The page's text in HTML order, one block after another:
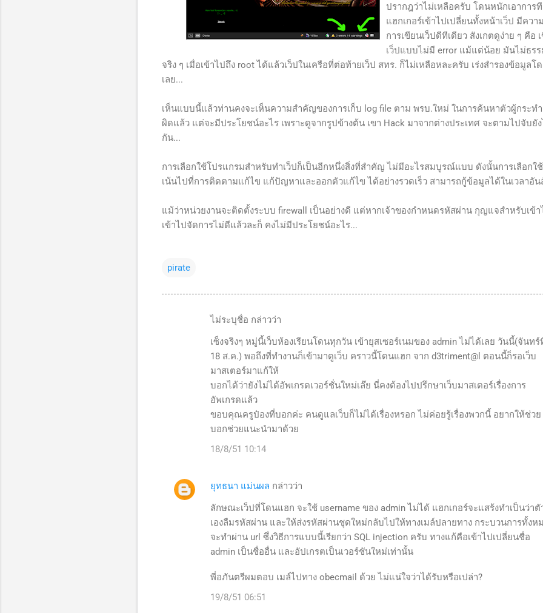
ปรากฎว่าไม่เหลือครับ โดนหนักเอาการที
แฮกเกอร์เข้าไปเปลี่ยนทั้งหน้าเว็ป มีควา
การเขียนเว็ปดีทีเดียว สังเกตดูง่าย ๆ คือ
เว็ปแบบไม่มี error แม้แต่น้อย มันไม่ธร
จริง ๆ เมื่อเข้าไปถึง root ได้แล้วเว็ปในเครือที่ต่อท้ายเว็ป สทร. ก็ไม่เหลือหละครับ เร่งสำรองข้อมูลโ
เลย...
เห็นแบบนี้แล้วท่านคงจะเห็นความสำคัญของการเก็บ log file ตาม พรบ.ใหม่ ในการค้นหาตัวผู้กระท
ผิดแล้ว แต่จะมีประโยชน์อะไร เพราะดูจากรูปข้างต้น เขา Hack มาจากต่างประเทศ จะตามไปจับยัง
กัน...
การเลือกใช้โปรแกรมสำหรับทำเว็ปก็เป็นอีกหนึ่งสิ่งที่สำคัญ ไม่มีอะไรสมบูรณ์แบบ ดังนั้นการเลือกใ
เน้นไปที่การติดตามแก้ไข แก้ปัญหาและออกตัวแก้ไข ได้อย่างรวดเร็ว สามารถกู้ข้อมูลได้ในเวลาอั
แม้ว่าหน่วยงานจะติดตั้งระบบ firewall เป็นอย่างดี แต่หากเจ้าของกำหนดรหัสผ่าน กุญแจสำหรับเข้า
เข้าไปจัดการไม่ดีแล้วละก็ คงไม่มีประโยชน์อะไร...
pirate
ไม่ระบุชื่อ กล่าวว่า
เซ็งจริงๆ หมู่นี้เว็บห้องเรียนโดนทุกวัน เข้ายุสเซอร์เนมของ admin ไม่ได้เลย วันนี้(จันทร์
18 ส.ค.) พอถึงที่ทำงานก็เข้ามาดูเว็บ คราวนี้โดนแฮก จาก d3triment@l ตอนนี้ก็รอเว็บ
มาสเตอร์มาแก้ให้
บอกได้ว่ายังไม่ได้อัพเกรดเวอร์ชั่นใหม่เล๊ย นี่คงต้องไปปรึกษาเว็บมาสเตอร์เรื่องการ
อัพเกรดแล้ว
ขอบคุณครูป๋องที่บอกค่ะ คนดูแลเว็บก็ไม่ได้เรื่องหรอก ไม่ค่อยรู้เรื่องพวกนี้ อยากให้ช่วย
บอกช่วยแนะนำมาด้วย
18/8/51 10:14
ยุทธนา แม่นผล กล่าวว่า
ลักษณะเว็ปที่โดนแฮก จะใช้ username ของ admin ไม่ได้ แฮกเกอร์จะแสร้งทำเป็นว่าตั
เองลืมรหัสผ่าน และให้ส่งรหัสผ่านชุดใหม่กลับไปให้ทางเมล์ปลายทาง กระบวนการทั้งห
จะทำผ่าน url ซึ่งวิธีการแบบนี้เรียกว่า SQL injection ครับ ทางแก้คือเข้าไปเปลี่ยนชื่อ
admin เป็นชื่ออื่น และอัปเกรตเป็นเวอร์ชันใหม่เท่านั้น
พี่อภันตรีผมตอบ เมล์ไปทาง obecmail ด้วย ไม่แน่ใจว่าได้รับหรือเปล่า?
19/8/51 06:51